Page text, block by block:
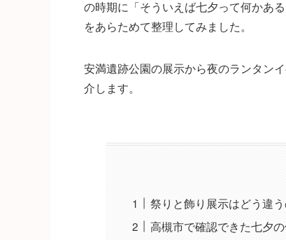
の時期に「そういえば七夕って何かあ
をあらためて整理してみました。
安満遺跡公園の展示から夜のランタン
介します。
祭りと飾り展示はどう違
高槻市で確認できた七夕